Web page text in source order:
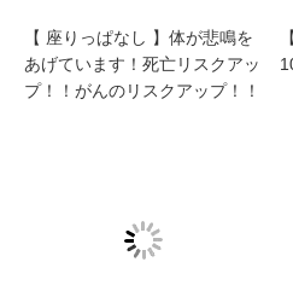
【 座りっぱなし 】体が悲鳴を
あげています！死亡リスクアッ
プ！！がんのリスクアップ！！